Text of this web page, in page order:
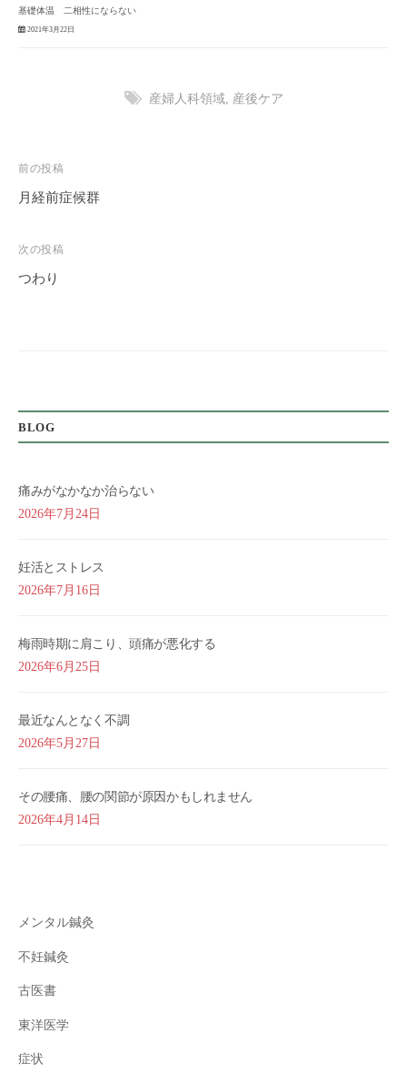
基礎体温 二相性にならない
2021年3月22日
産婦人科領域 産後ケア
投
稿
ビ
ゲ
前の投稿
月経前症候群
次の投稿
つわり
BLOG
痛みがなかなか治らない
2026年7月24日
妊活とストレス
2026年7月16日
梅雨時期に肩こり、頭痛が悪化する
2026年6月25日
最近なんとなく不調
2026年5月27日
その腰痛、腰の関節が原因かもしれません
2026年4月14日
メンタル鍼灸
不妊鍼灸
古医書
東洋医学
症状